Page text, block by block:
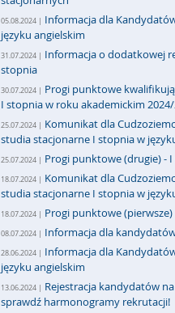
05.08.2024 | Informacja dla
języku angielskim
31.07.2024 | Informacja o dodatkowej
stopnia
30.07.2024 | Progi punktowe
I stopnia w roku akademickim
25.07.2024 | Komunikat dla
studia stacjonarne I stopnia w
25.07.2024 | Progi punktowe (drugie) -
18.07.2024 | Komunikat dla
studia stacjonarne I stopnia w
18.07.2024 | Progi punktowe
08.07.2024 | Informacja dla
28.06.2024 | Informacja dla
języku angielskim
13.06.2024 | Rejestracja kandydatów
sprawdź harmonogramy rekrutacji!